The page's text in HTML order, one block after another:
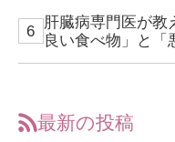
肝臓病専門医が教
良い食べ物」と「
最新の投稿